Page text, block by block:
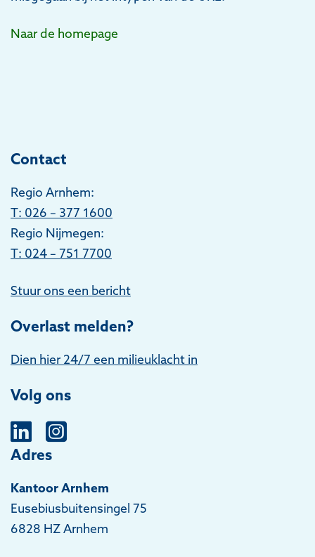
Naar de homepage
Contact
Regio Arnhem:
T: 026 – 377 1600
Regio Nijmegen:
T: 024 – 751 7700
Stuur ons een bericht
Overlast melden?
Dien hier 24/7 een milieuklacht in
Volg ons
Adres
Kantoor Arnhem
Eusebiusbuitensingel 75
6828 HZ Arnhem